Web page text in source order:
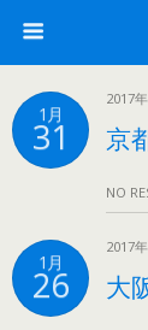
1月
31
2017
京
NO
1月
26
2017
大